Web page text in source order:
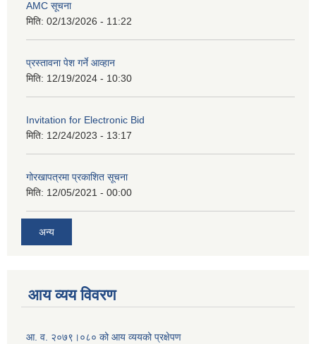
AMC सूचना
मिति: 02/13/2026 - 11:22
प्रस्तावना पेश गर्ने आव्हान
मिति: 12/19/2024 - 10:30
Invitation for Electronic Bid
मिति: 12/24/2023 - 13:17
गोरखापत्रमा प्रकाशित सूचना
मिति: 12/05/2021 - 00:00
अन्य
आय व्यय विवरण
आ. व. २०७९।०८० को आय व्ययको प्रक्षेपण